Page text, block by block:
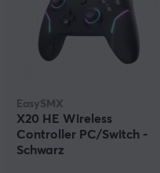
EasySMX
X20 HE Wireless
Controller PC/Switch -
Schwarz